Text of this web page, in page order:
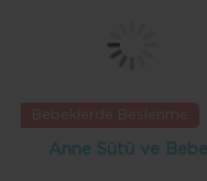
Anne Sütü ve